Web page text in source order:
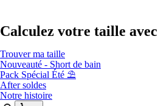
Calculez votre taille avec
Trouver ma taille
Nouveauté - Short de bain
Pack Spécial Été ⛱️
After soldes
Notre histoire